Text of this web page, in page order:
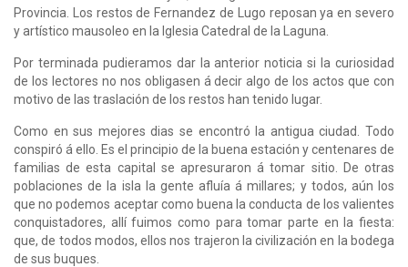
Provincia. Los restos de Fernandez de Lugo reposan ya en severo
y artístico mausoleo en la Iglesia Catedral de la Laguna.
Por terminada pudieramos dar la anterior noticia si la curiosidad
de los lectores no nos obligasen á decir algo de los actos que con
motivo de las traslación de los restos han tenido lugar.
Como en sus mejores dias se encontró la antigua ciudad. Todo
conspiró á ello. Es el principio de la buena estación y centenares de
familias de esta capital se apresuraron á tomar sitio. De otras
poblaciones de la isla la gente afluía á millares; y todos, aún los
que no podemos aceptar como buena la conducta de los valientes
conquistadores, allí fuimos como para tomar parte en la fiesta:
que, de todos modos, ellos nos trajeron la civilización en la bodega
de sus buques.